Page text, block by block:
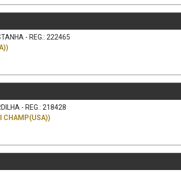
- REG.: 222465
- REG.: 218428
CHAMP(USA))